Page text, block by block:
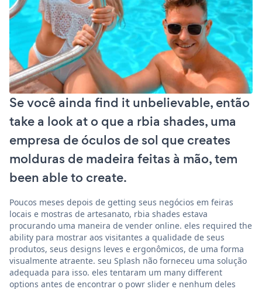
Se você ainda find it unbelievable, então
take a look at o que a rbia shades, uma
empresa de óculos de sol que creates
molduras de madeira feitas à mão, tem
been able to create.
Poucos meses depois de getting seus negócios em feiras
locais e mostras de artesanato, rbia shades estava
procurando uma maneira de vender online. eles required the
ability para mostrar aos visitantes a qualidade de seus
produtos, seus designs leves e ergonômicos, de uma forma
visualmente atraente. seu Splash não forneceu uma solução
adequada para isso. eles tentaram um many different
options antes de encontrar o powr slider e nenhum deles